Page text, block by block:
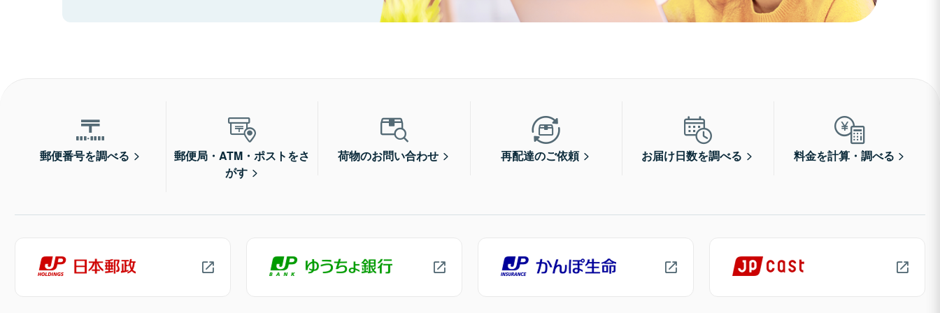
郵便番号を調べる
郵便局・ATM・ポストをさ
がす
荷物のお問い合わせ 再配達のご依頼 お届け日数を調べる 料金を計算・調べる